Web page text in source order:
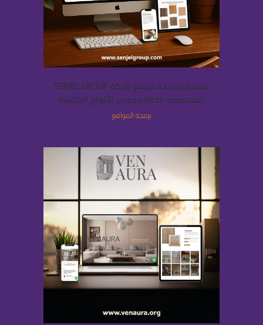
تصميم وبرمجة موقع شركة SENJEL GROUP
المتخصصة بتجارة وتصدير الألواح الخشبية
برمجة المواقع